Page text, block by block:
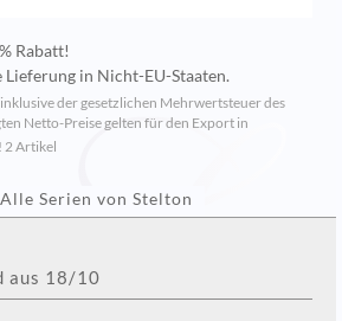
Rabatt!
Lieferung in Nicht-EU-Staaten.
der gesetzlichen Mehrwertsteuer des
Netto-Preise gelten für den Export in
! 2 Artikel
aus 18/10
Alle Serien von Stelton